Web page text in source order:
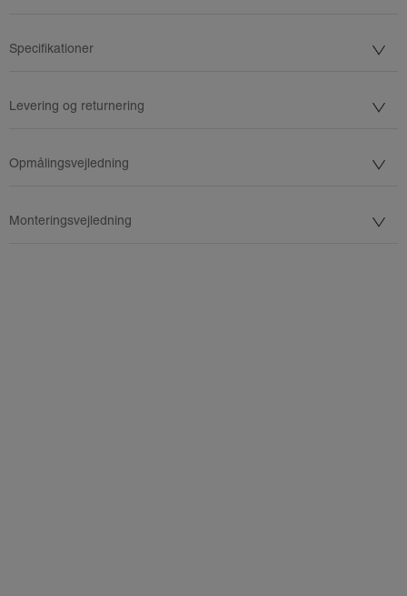
Specifikationer
Levering og returnering
Opmålingsvejledning
Monteringsvejledning